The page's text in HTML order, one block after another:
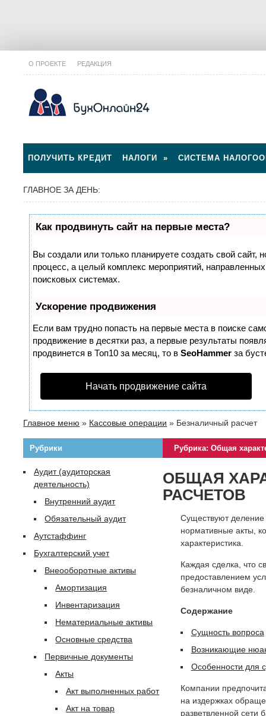
О ПРОЕКТЕ РЕДАКЦИЯ
ПОЛУЧИТЬ КРЕДИТ НАЛОГИ » СИСТЕМА
ГЛАВНОЕ ЗА ДЕНЬ:
Как продвинуть сайт на первые места?
Вы создали или только планируете создать свой сайт,
процесс, а целый комплекс мероприятий,
поисковых системах.
Ускорение продвижения
Если вам трудно попасть на первые места в поиске
продвижение в десятки раз, а первые результаты
продвинется в Топ10 за месяц, то вSeoHammer за
Начать продвижение сайта
Главное меню » Кассовые операции » Безналичный расчет
Рубрика: Общая
ОБЩАЯ
РАСЧЕТОВ
Существуют деление
нормативные акты,
характеристика.
Каждая сделка, что
предоставлением
безналичном виде.
Содержание
Сущность вопроса
Возникающие
Особенности для
Компании
на издержках
разветвленной сети
Рубрики
Аудит (аудиторская
деятельность)
Внутренний аудит
Обязательный аудит
Аутстаффинг
Бухгалтерский учет
Внеооборотные активы
Амортизация
Инвентаризация
Нематериальные активы
Основные средства
Первичные документы
Акты
Акт выполненных работ
Акт на товар